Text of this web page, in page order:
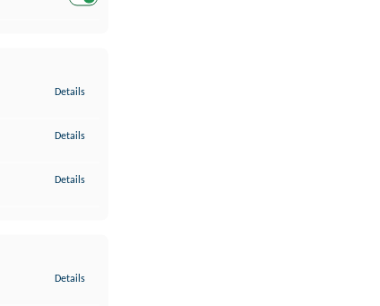
Details
Details
Details
Details